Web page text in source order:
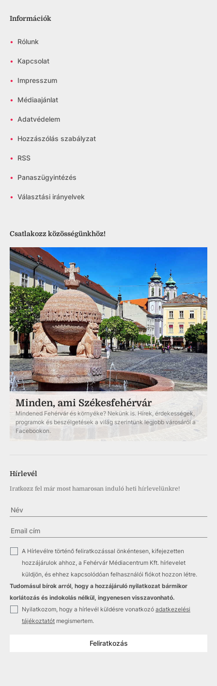
Információk
• Rólunk
• Kapcsolat
• Impresszum
• Médiaajánlat
• Adatvédelem
• Hozzászólás szabályzat
• RSS
• Panaszügyintézés
• Választási irányelvek
Csatlakozz közösségünkhöz!
Minden, ami Székesfehérvár
Mindened Fehérvár és környéke? Nekünk is. Hírek, érdekességek,
programok és beszélgetések a világ szerintünk legjobb városáról a
Facebookon.
Hírlevél
Iratkozz fel már most hamarosan induló heti hírlevelünkre!
A Hírlevélre történő feliratkozással önkéntesen, kifejezetten
hozzájárulok ahhoz, a Fehérvár Médiacentrum Kft. hírlevelet
küldjön, és ehhez kapcsolódóan felhasználói fiókot hozzon létre.
Tudomásul bírok arról, hogy a hozzájáruló nyilatkozat bármikor
korlátozás és indokolás nélkül, ingyenesen visszavonható.
Nyilatkozom, hogy a hírlevél küldésre vonatkozó adatkezelési
tájékoztatót megismertem.
Feliratkozás